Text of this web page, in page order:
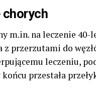
chorych
m.in. na leczenie
przerzutami do
leczeniu,
przestała